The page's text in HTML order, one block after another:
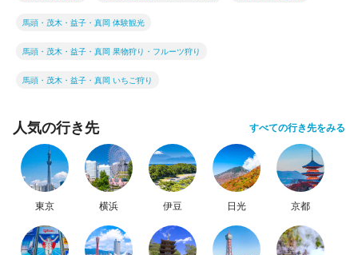
馬頭・茂木・益子・真岡 体験観光
馬頭・茂木・益子・真岡 果物狩り・フルーツ狩り
馬頭・茂木・益子・真岡 いちご狩り
人気の行き先 すべての行き先をみる
東京 横浜 伊豆 日光 京都